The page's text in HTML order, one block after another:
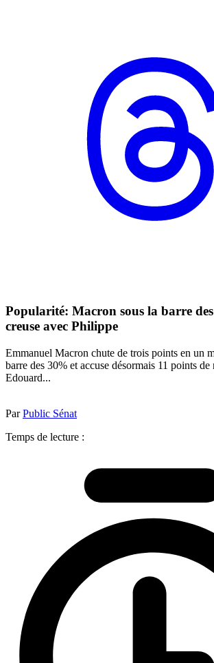
Popularité: Macron sous la barre des
creuse avec Philippe
Emmanuel Macron chute de trois points en un
barre des 30% et accuse désormais 11 points
Edouard...
ParPublic Sénat
Temps de lecture :